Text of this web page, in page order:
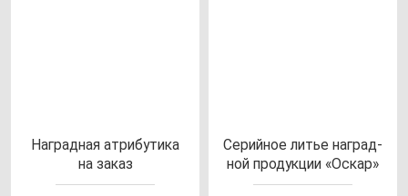
Наг­рад­ная ат­ри­бу­ти­ка
на за­каз
Серий­ное литье наг­рад­
ной про­дук­ции «Оскар»